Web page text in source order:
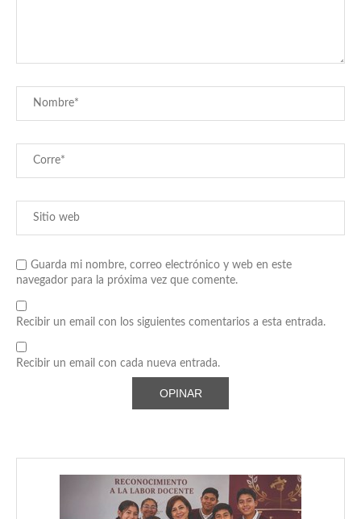
Guarda mi nombre, correo electrónico y web en este
navegador para la próxima vez que comente.
Recibir un email con los siguientes comentarios a esta entrada.
Recibir un email con cada nueva entrada.